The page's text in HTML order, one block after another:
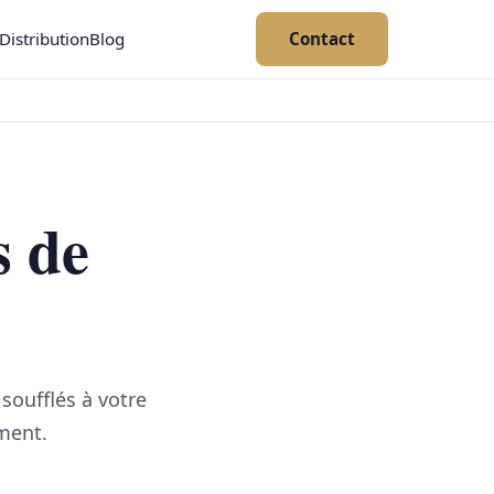
DistributionBlog Contact
de
à votre